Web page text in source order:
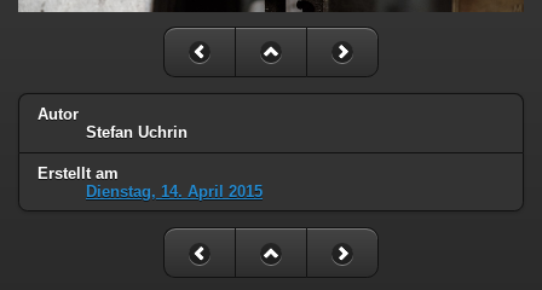
Autor
Stefan Uchrin
Erstellt am
Dienstag, 14. April 2015